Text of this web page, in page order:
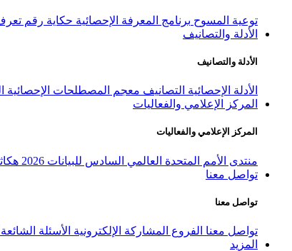
توعية المسوح برنامج المعرفة الإحصائية حكاية رقم
الأدلة والتصانيف
الأدلة والتصانيف
الأدلة الإحصائية التصانيف معجم المصطلحات الإحصائية
المركز الإعلامي والفعاليات
المركز الإعلامي والفعاليات
منتدى الأمم المتحدة العالمي السادس للبيانات 2026
تواصل معنا
تواصل معنا
تواصل معنا الفروع المشاركة الإلكترونية الأسئلة الشائعة
المزيد